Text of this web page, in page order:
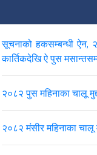
सूचनाको हकसम्बन्धी ऐन,
कार्तिकदेखि ऐ पुस
२०८२ पुस महिनाका चालू
२०८२ मंसीर महिनाका चालू